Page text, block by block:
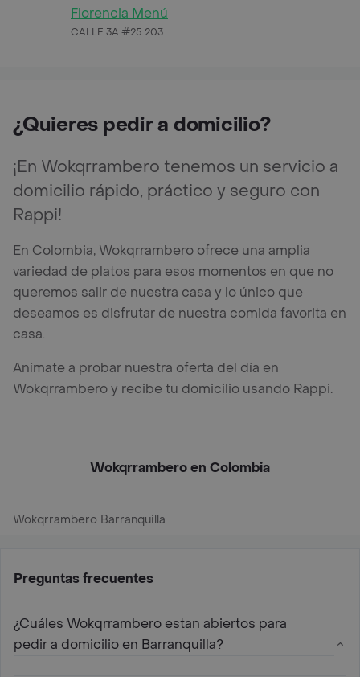
Florencia Menú
CALLE 3A #25 203
¿Quieres pedir a domicilio?
¡En Wokqrrambero tenemos un servicio a
domicilio rápido, práctico y seguro con
Rappi!
En Colombia, Wokqrrambero ofrece una amplia
variedad de platos para esos momentos en que no
queremos salir de nuestra casa y lo único que
deseamos es disfrutar de nuestra comida favorita en
casa.
Anímate a probar nuestra oferta del día en
Wokqrrambero y recibe tu domicilio usando Rappi.
Wokqrrambero en Colombia
Wokqrrambero Barranquilla
Preguntas frecuentes
¿Cuáles Wokqrrambero estan abiertos para
pedir a domicilio en Barranquilla?